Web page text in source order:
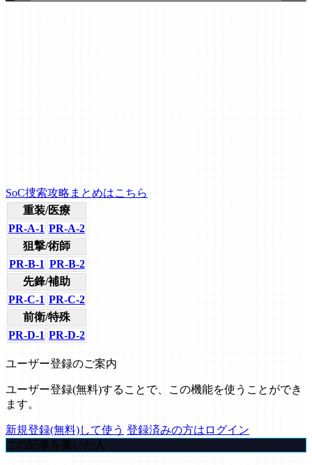
SoC捜索攻略まとめはこちら
重装/医療
PR-A-1 PR-A-2
狙撃/術師
PR-B-1 PR-B-2
先鋒/補助
PR-C-1 PR-C-2
前衛/特殊
PR-D-1 PR-D-2
ユーザー登録のご案内
ユーザー登録(無料)することで、この機能を使うことができ
ます。
新規登録(無料)して使う 登録済みの方はログイン
この記事を書いた人